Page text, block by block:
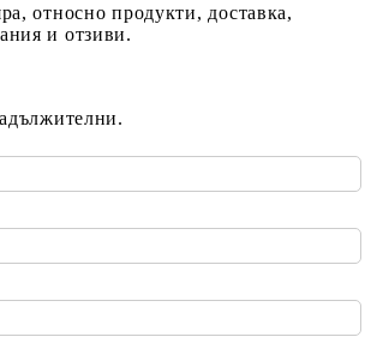
относно продукти, доставка,
и отзиви.